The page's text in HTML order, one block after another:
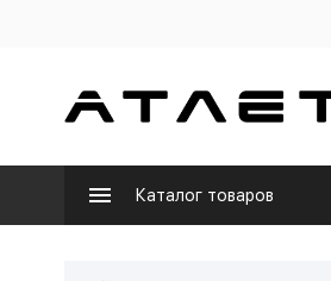
Каталог товаров